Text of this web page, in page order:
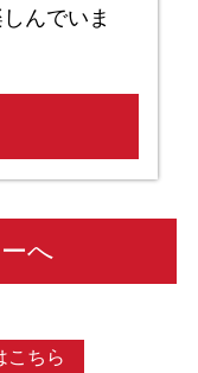
んでいま
へ
こちら